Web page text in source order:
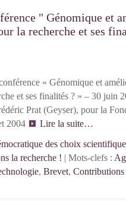
" Génomique et
la recherche et ses
« Génomique et
et ses finalités ? » – 30 juin
Prat (Geyser), pour la
2004
Lire la suite…
des choix
la recherche ! | Mots-clefs :
, Brevet,